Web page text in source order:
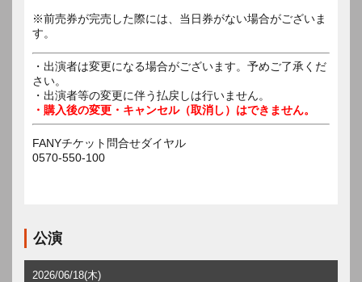
※前売券が完売した際には、当日券がない場合がございま
す。
・出演者は変更になる場合がございます。予めご了承くだ
さい。
・出演者等の変更に伴う払戻しは行いません。
・購入後の変更・キャンセル（取消し）はできません。
FANYチケット問合せダイヤル
0570-550-100
公演
2026/06/18(木)